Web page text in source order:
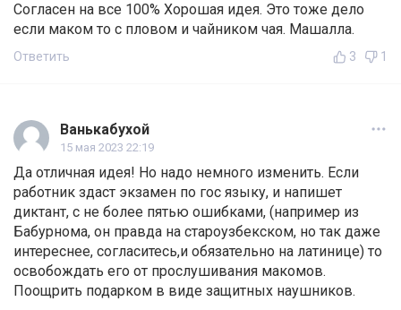
Согласен на все 100% Хорошая идея. Это тоже дело
если маком то с пловом и чайником чая. Машалла.
Ответить 3 1
Ванькабухой
15 мая 2023 22:19
Да отличная идея! Но надо немного изменить. Если
работник здаст экзамен по гос языку, и напишет
диктант, с не более пятью ошибками, (например из
Бабурнома, он правда на староузбекском, но так даже
интереснее, согласитесь,и обязательно на латинице) то
освобождать его от прослушивания макомов.
Поощрить подарком в виде защитных наушников.